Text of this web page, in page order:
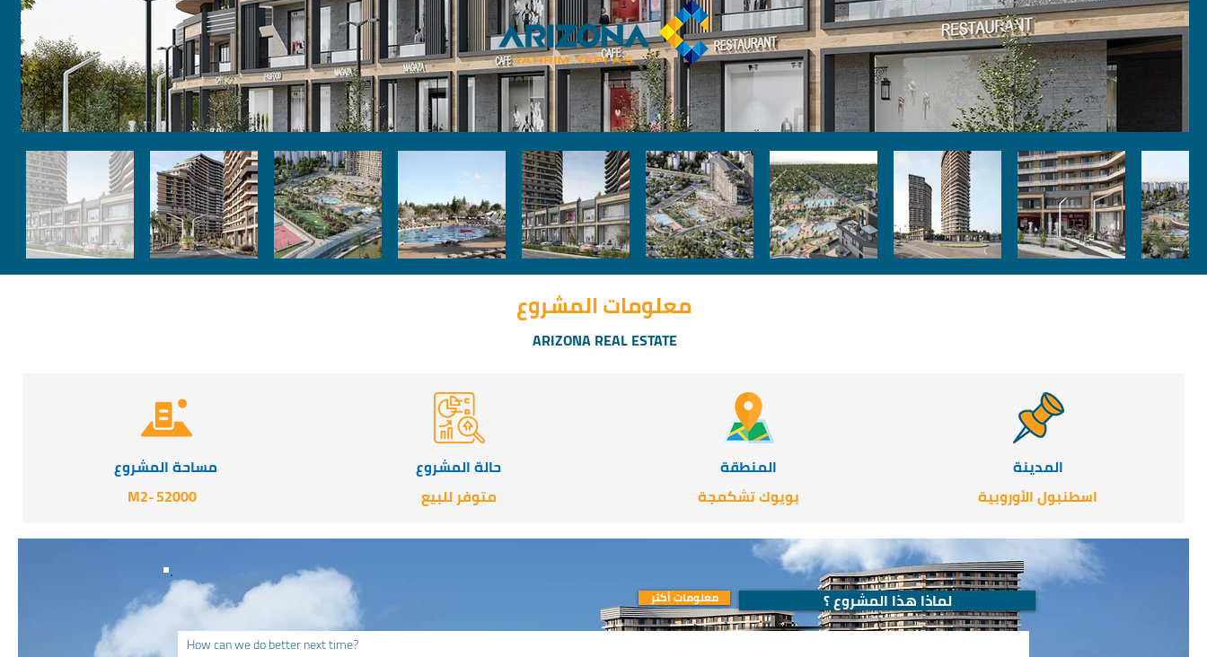
معلومات المشروع
ARIZONA REAL ESTATE
مساحة المشروع
-M252000
حالة المشروع
متوفر للبيع
المنطقة
بويوك تشكمجة
المدينة
اسطنبول الأوروبية
معلومات أكثر لماذا هذا المشروع ؟
How can we do better next time?